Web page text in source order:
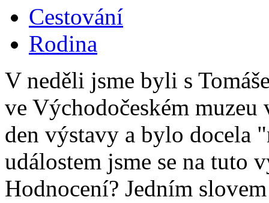
Cestování
Rodina
V neděli jsme byli s
ve Východočeském
den výstavy a bylo docela
událostem jsme se na tuto
Hodnocení? Jedním